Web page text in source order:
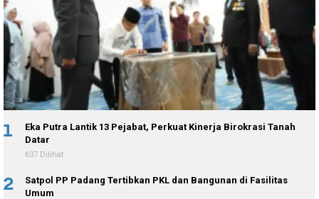
1
Eka Putra Lantik 13 Pejabat, Perkuat Kinerja Birokrasi Tanah
Datar
637 Dilihat
2
Satpol PP Padang Tertibkan PKL dan Bangunan di Fasilitas
Umum